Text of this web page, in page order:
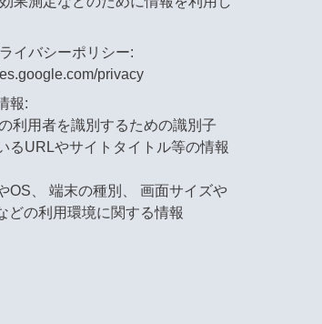
イバシーポリシー:
privacy
報:
利用者を識別するための識別子
るURLやサイトタイトル等の情報
OS、 端末の種別、 画面サイズや
どの利用環境に関する情報